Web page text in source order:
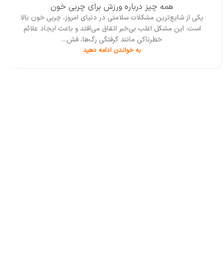
همه چیز درباره ورزش برای چربی خون
یکی از شایع‌ترین مشکلات سلامتی در دنیای امروز، چربی خون بالا
است. این مشکل اغلب بی‌خبر اتفاق می‌افتد و باعث ایجاد علائم
خطرناکی مانند گرفتگی رگ‌ها، فش...
به خواندن ادامه دهید